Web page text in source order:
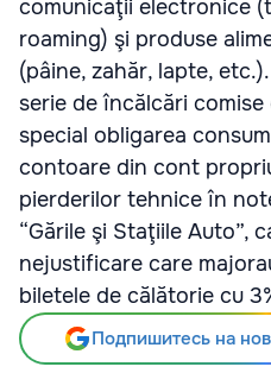
comunicaţii electronice
roaming) şi produse
(pâine, zahăr, lapte,
serie de încălcări comise
special obligarea
contoare din cont
pierderilor tehnice în
“Gările şi Staţiile Auto”,
nejustificare care
biletele de călătorie cu
Подпишитесь на